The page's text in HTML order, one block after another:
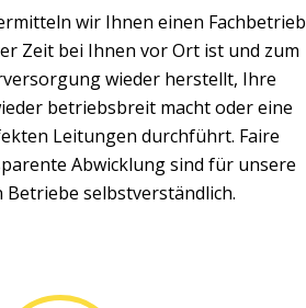
wir Ihnen einen Fachbetrieb
Zeit bei Ihnen vor Ort ist und zum
wieder herstellt, Ihre
betriebsbreit macht oder eine
Leitungen durchführt. Faire
Abwicklung sind für unsere
selbstverständlich.